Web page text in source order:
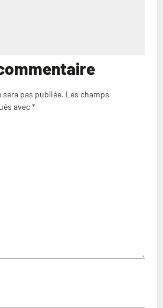
sera pas publiée. Les champs
avec*